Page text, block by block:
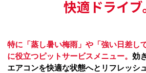
快適ドライブ
特に「蒸し暑い梅雨」や「強い日差し
に役立つピットサービスメニュー。 効
エアコンを快適な状態へとリフレッシ